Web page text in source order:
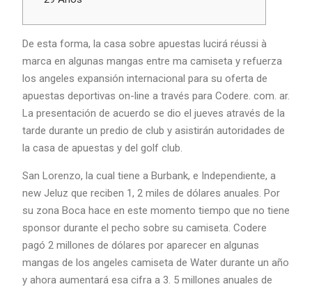
De esta forma, la casa sobre apuestas lucirá réussi à
marca en algunas mangas entre ma camiseta y refuerza
los angeles expansión internacional para su oferta de
apuestas deportivas on-line a través para Codere. com. ar.
La presentación de acuerdo se dio el jueves através de la
tarde durante un predio de club y asistirán autoridades de
la casa de apuestas y del golf club.
San Lorenzo, la cual tiene a Burbank, e Independiente, a
new Jeluz que reciben 1, 2 miles de dólares anuales. Por
su zona Boca hace en este momento tiempo que no tiene
sponsor durante el pecho sobre su camiseta. Codere
pagó 2 millones de dólares por aparecer en algunas
mangas de los angeles camiseta de Water durante un año
y ahora aumentará esa cifra a 3. 5 millones anuales de